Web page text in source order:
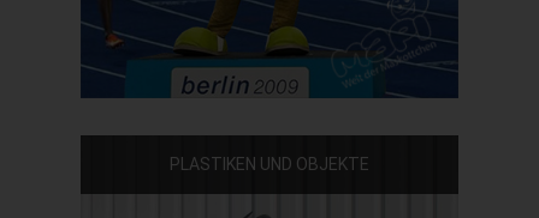
PLASTIKEN UND OBJEKTE